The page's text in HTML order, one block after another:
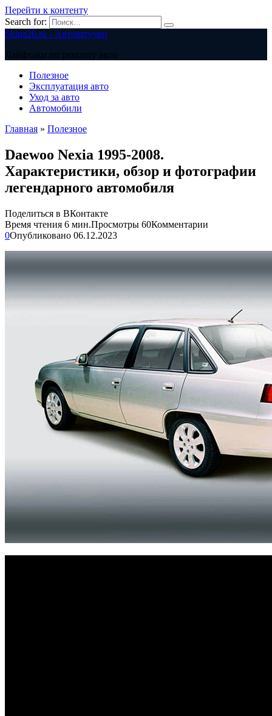
Перейти к контенту
Search for:
Shina26.ru - Автоштучки
Лайфхаки по ремонту авто
Полезное
Эксплуатация авто
Уход за авто
Автомобили
Главная » Полезное
Daewoo Nexia 1995-2008.
Характеристики, обзор и фотографии
легендарного автомобиля
Поделиться в ВКонтакте
Время чтения 6 мин.Просмотры 60Комментарии
0Опубликовано 06.12.2023